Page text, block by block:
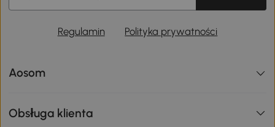
Regulamin Polityka prywatności
Aosom
Obsługa klienta